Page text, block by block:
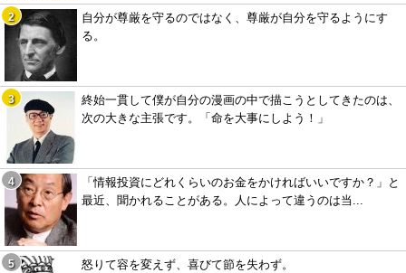
自分が尊厳を守るのではなく、尊厳が自分を守るようにす
る。
終始一貫して僕が自分の漫画の中で描こうとしてきたのは、
次の大きな主張です。「命を大事にしよう！」
「情報投資にどれくらいのお金をかければいいですか？」と
最近、聞かれることがある。人によって違うのは当...
怒りて容を変えず、喜びて節を失わず。